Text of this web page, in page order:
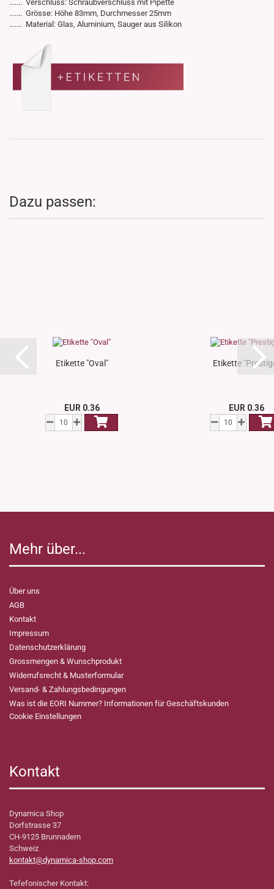
....... Verschluss: Schraubverschluss mit Pipette
....... Grösse: Höhe 83mm, Durchmesser 25mm
....... Material: Glas, Aluminium, Sauger aus Silikon
Dazu passen:
Etikette "Oval"
EUR 0.36
Etikette
EUR 0.36
Mehr über...
Über uns
AGB
Kontakt
Impressum
Datenschutzerklärung
Grossmengen & Wunschprodukt
Widerrufsrecht & Musterformular
Versand- & Zahlungsbedingungen
Was ist die EORI Nummer? Informationen für Geschäftskunden
Cookie Einstellungen
Kontakt
Dynamica Shop
Dorfstrasse 37
CH-9125 Brunnadern
Schweiz
kontakt@dynamica-shop.com
Tefefonischer Kontakt: